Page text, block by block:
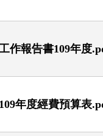
作報告書109年度
年度經費預算表